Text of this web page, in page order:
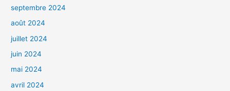
septembre 2024
août 2024
juillet 2024
juin 2024
mai 2024
avril 2024